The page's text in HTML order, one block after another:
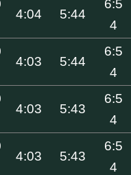
4:04 5:44
6:5
4
4:03 5:44
6:5
4
4:03 5:43
6:5
4
4:03 5:43
6:5
4